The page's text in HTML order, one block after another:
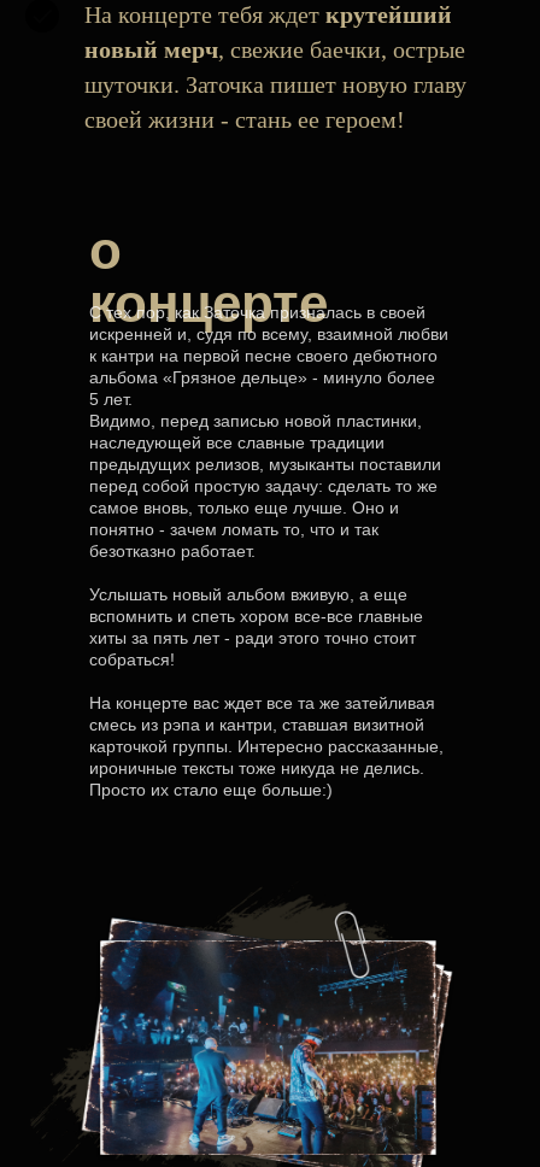
На концерте тебя ждет крутейший
новый мерч, свежие баечки, острые
шуточки. Заточка пишет новую главу
своей жизни - стань ее героем!
о
концерте
С тех пор, как Заточка призналась в своей
искренней и, судя по всему, взаимной любви
к кантри на первой песне своего дебютного
альбома «Грязное дельце» - минуло более
5 лет.
Видимо, перед записью новой пластинки,
наследующей все славные традиции
предыдущих релизов, музыканты поставили
перед собой простую задачу: сделать то же
самое вновь, только еще лучше. Оно и
понятно - зачем ломать то, что и так
безотказно работает.
Услышать новый альбом вживую, а еще
вспомнить и спеть хором все-все главные
хиты за пять лет - ради этого точно стоит
собраться!
На концерте вас ждет все та же затейливая
смесь из рэпа и кантри, ставшая визитной
карточкой группы. Интересно рассказанные,
ироничные тексты тоже никуда не делись.
Просто их стало еще больше:)